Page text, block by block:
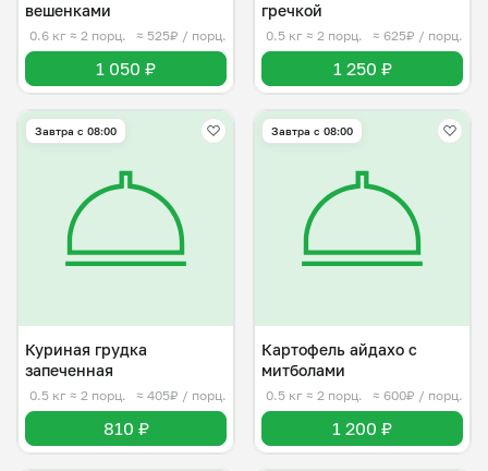
вешенками
0.6 кг ≈ 2 порц. ≈ 525₽ / порц.
1 050 ₽
гречкой
0.5 кг ≈ 2 порц. ≈ 625₽ / порц.
1 250 ₽
Завтра c 08:00
Куриная грудка
запеченная
0.5 кг ≈ 2 порц. ≈ 405₽ / порц.
810 ₽
Завтра c 08:00
Картофель айдахо с
митболами
0.5 кг ≈ 2 порц. ≈ 600₽ / порц.
1 200 ₽